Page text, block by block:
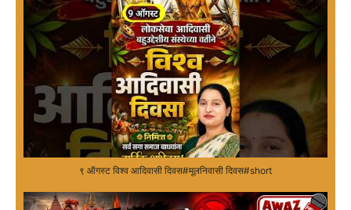
९ ऑगस्ट विश्व आदिवासी दिवस#मूलनिवासी दिवस#short